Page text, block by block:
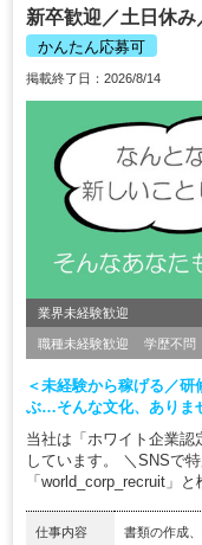
新卒歓迎／土日休
かんたん応募可
掲載終了日：2026/8/14
業界未経験歓迎
職種未経験歓迎 学歴不問
＜未経験から稼げる／
ぶ…そんな文化、ありま
当社は「ホワイト企業
しています。 ＼SNSで
「world_corp_recruit」
仕事内容
書類の作成